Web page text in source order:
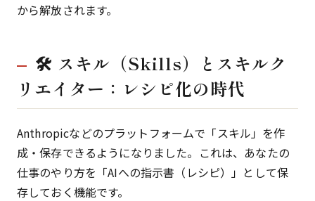
から解放されます。
🛠 スキル（Skills）とスキルク
リエイター：レシピ化の時代
Anthropicなどのプラットフォームで「スキル」を作
成・保存できるようになりました。これは、あなたの
仕事のやり方を「AIへの指示書（レシピ）」として保
存しておく機能です。